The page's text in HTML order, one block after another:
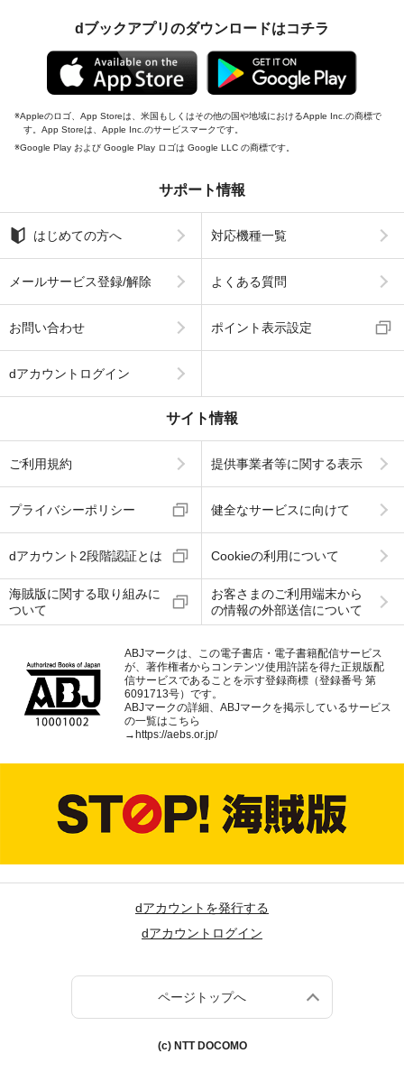
dブックアプリのダウンロードはコチラ
Appleのロゴ、App Storeは、米国もしくはその他の国や地域におけるApple Inc.の商標で
す。App Storeは、Apple Inc.のサービスマークです。
Google Play および Google Play ロゴは Google LLC の商標です。
サポート情報
はじめての方へ 対応機種一覧
メールサービス登録/解除 よくある質問
お問い合わせ ポイント表示設定
dアカウントログイン
サイト情報
ご利用規約 提供事業者等に関する表示
プライバシーポリシー 健全なサービスに向けて
dアカウント2段階認証とは Cookieの利用について
海賊版に関する取り組みに
ついて
お客さまのご利用端末から
の情報の外部送信について
ABJマークは、この電子書店・電子書籍配信サービス
が、著作権者からコンテンツ使用許諾を得た正規版配
信サービスであることを示す登録商標（登録番号 第
6091713号）です。
ABJマークの詳細、ABJマークを掲示しているサービス
の一覧はこちら
→ https://aebs.or.jp/
dアカウントを発行する
dアカウントログイン
ページトップへ
(c) NTT DOCOMO